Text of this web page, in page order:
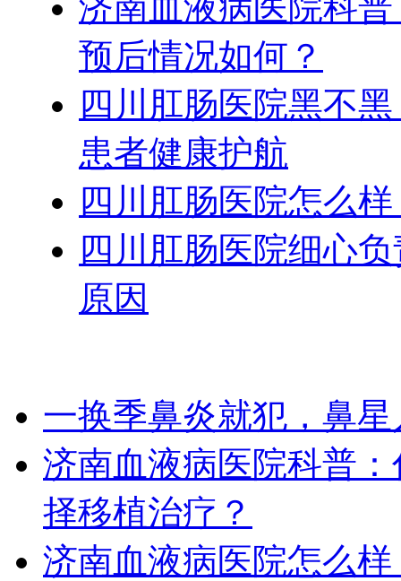
预后情况如何？
四川肛肠医院黑不
患者健康护航
四川肛肠医院怎么
四川肛肠医院细心
原因
一换季鼻炎就犯，鼻
济南血液病医院科普
择移植治疗？
济南血液病医院怎么